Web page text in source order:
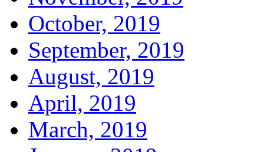
October, 2019
September, 2019
August, 2019
April, 2019
March, 2019